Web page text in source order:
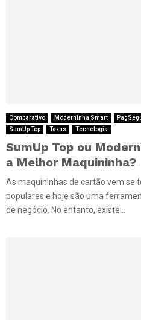
Comparativo Moderninha Smart
SumUp Top
Taxas Tecnologia
SumUp Top ou
a Melhor Maquininha?
As maquininhas de cartão vem se
populares e hoje são uma
de negócio. No entanto, existe...